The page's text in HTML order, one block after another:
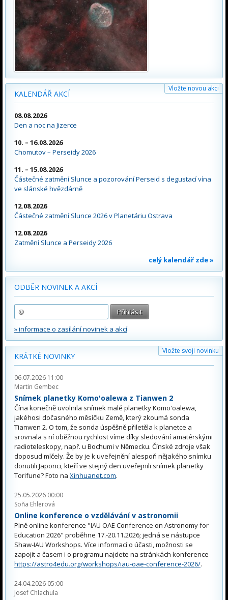
KALENDÁŘ AKCÍ
Vložte novou akci
08.08.2026
Den a noc na Jizerce
10. – 16.08.2026
Chomutov – Perseidy 2026
11. – 15.08.2026
Částečné zatmění Slunce a pozorování Perseid s degustací vína
ve slánské hvězdárně
12.08.2026
Částečné zatmění Slunce 2026 v Planetáriu Ostrava
12.08.2026
Zatmění Slunce a Perseidy 2026
celý kalendář zde »
ODBĚR NOVINEK A AKCÍ
» informace o zasílání novinek a akcí
Vložte svoji novinku
KRÁTKÉ NOVINKY
06.07.2026 11:00
Martin Gembec
Snímek planetky Komo'oalewa z Tianwen 2
Čína konečně uvolnila snímek malé planetky Komo'oalewa,
jakéhosi dočasného měsíčku Země, který zkoumá sonda
Tianwen 2. O tom, že sonda úspěšně přiletěla k planetce a
srovnala s ní oběžnou rychlost víme díky sledování amatérskými
radioteleskopy, např. u Bochumi v Německu. Čínské zdroje však
doposud mlčely. Že by je k uveřejnění alespoň nějakého snímku
donutili Japonci, kteří ve stejný den uveřejnili snímek planetky
Torifune? Foto na Xinhuanet.com.
25.05.2026 00:00
Soňa Ehlerová
Online konference o vzdělávání v astronomii
Plně online konference "IAU OAE Conference on Astronomy for
Education 2026" proběhne 17.-20.11.2026; jedná se nástupce
Shaw-IAU Workshops. Více informací o účasti, možnosti se
zapojit a časem i o programu najdete na stránkách konference
https://astro4edu.org/workshops/iau-oae-conference-2026/.
24.04.2026 05:00
Josef Chlachula